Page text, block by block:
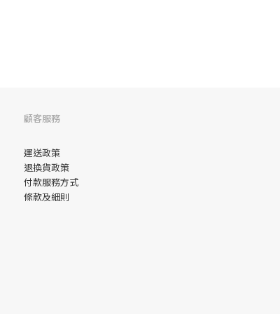
顧客服務
運送政策
退換貨政策
付款服務方式
條款及細則